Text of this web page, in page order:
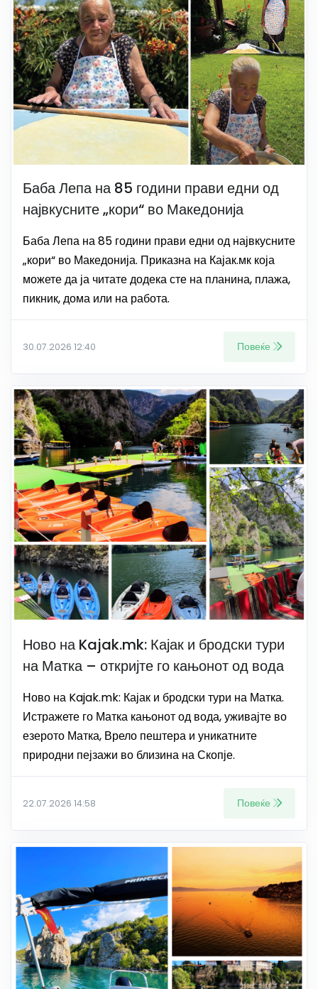
Баба Лепа на 85 години прави едни од
највкусните „кори“ во Македонија
Баба Лепа на 85 години прави едни од највкусните
„кори“ во Македонија. Приказна на Кајак.мк која
можете да ја читате додека сте на планина, плажа,
пикник, дома или на работа.
30.07.2026 12:40 Повеќе
Ново на Kajak.mk: Кајак и бродски тури
на Матка – откријте го кањонот од вода
Ново на Kajak.mk: Кајак и бродски тури на Матка.
Истражете го Матка кањонот од вода, уживајте во
езерото Матка, Врело пештера и уникатните
природни пејзажи во близина на Скопје.
22.07.2026 14:58 Повеќе